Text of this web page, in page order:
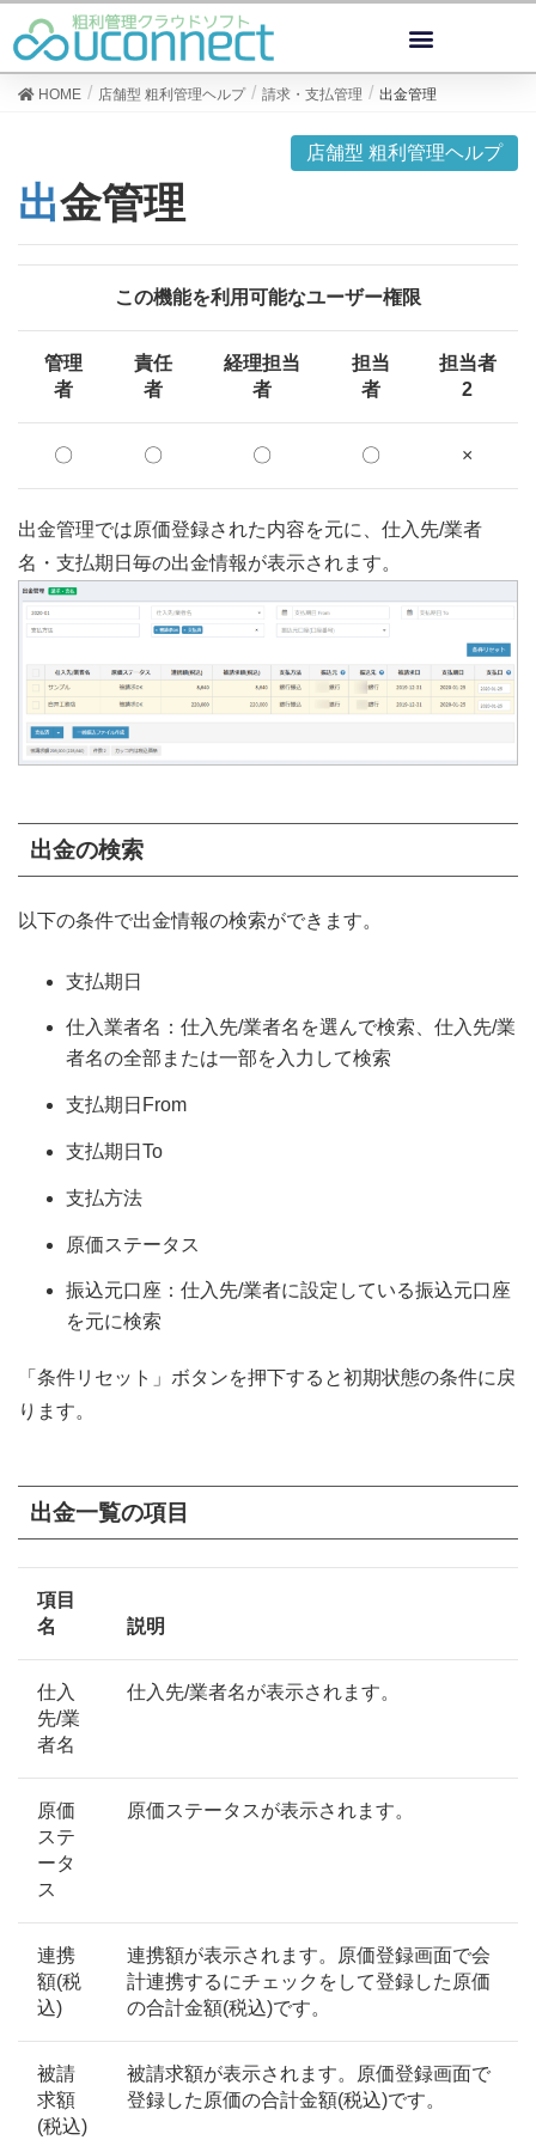
HOME 店舗型 粗利管理ヘルプ 請求・支払管理 出金管理
店舗型 粗利管理ヘルプ
出金管理
この機能を利用可能なユーザー権限
管理
者
責任
者
経理担当
者
担当
者
担当者
2
〇 〇 〇 〇 ×
出金管理では原価登録された内容を元に、仕入先/業者
名・支払期日毎の出金情報が表示されます。
出金の検索
以下の条件で出金情報の検索ができます。
支払期日
仕入業者名：仕入先/業者名を選んで検索、仕入先/業
者名の全部または一部を入力して検索
支払期日From
支払期日To
支払方法
原価ステータス
振込元口座：仕入先/業者に設定している振込元口座
を元に検索
「条件リセット」ボタンを押下すると初期状態の条件に戻
ります。
出金一覧の項目
項目
名
説明
仕入
先/業
者名
仕入先/業者名が表示されます。
原価
ステ
ータ
ス
原価ステータスが表示されます。
連携
額(税
込)
連携額が表示されます。原価登録画面で会
計連携するにチェックをして登録した原価
の合計金額(税込)です。
被請
求額
(税込)
被請求額が表示されます。原価登録画面で
登録した原価の合計金額(税込)です。